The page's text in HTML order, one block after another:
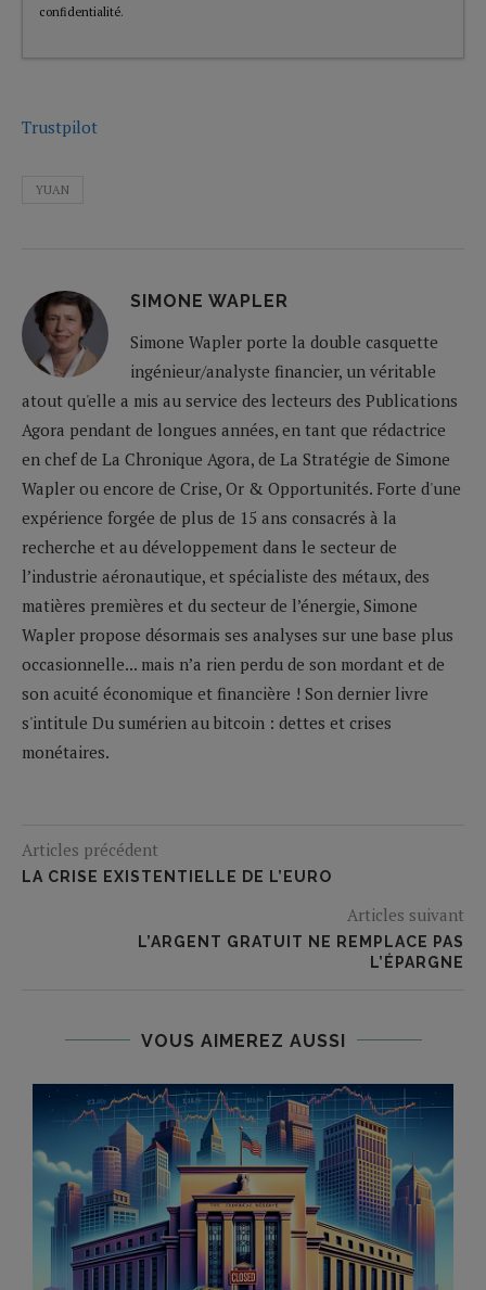
confidentialité.
Trustpilot
YUAN
SIMONE WAPLER
Simone Wapler porte la double casquette
ingénieur/analyste financier, un véritable
atout qu'elle a mis au service des lecteurs des Publications
Agora pendant de longues années, en tant que rédactrice
en chef de La Chronique Agora, de La Stratégie de Simone
Wapler ou encore de Crise, Or & Opportunités. Forte d'une
expérience forgée de plus de 15 ans consacrés à la
recherche et au développement dans le secteur de
l’industrie aéronautique, et spécialiste des métaux, des
matières premières et du secteur de l’énergie, Simone
Wapler propose désormais ses analyses sur une base plus
occasionnelle... mais n’a rien perdu de son mordant et de
son acuité économique et financière ! Son dernier livre
s'intitule Du sumérien au bitcoin : dettes et crises
monétaires.
Articles précédent
LA CRISE EXISTENTIELLE DE L’EURO
Articles suivant
L’ARGENT GRATUIT NE REMPLACE PAS
L’ÉPARGNE
VOUS AIMEREZ AUSSI